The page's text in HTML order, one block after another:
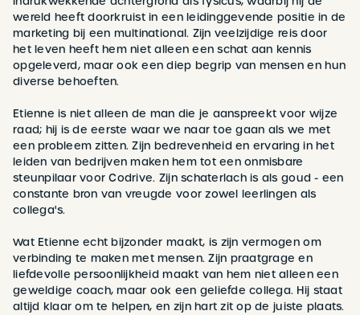
wereld heeft doorkruist in een leidinggevende positie in de
marketing bij een multinational. Zijn veelzijdige reis door
het leven heeft hem niet alleen een schat aan kennis
opgeleverd, maar ook een diep begrip van mensen en hun
diverse behoeften.
Etienne is niet alleen de man die je aanspreekt voor wijze
raad; hij is de eerste waar we naar toe gaan als we met
een probleem zitten. Zijn bedrevenheid en ervaring in het
leiden van bedrijven maken hem tot een onmisbare
steunpilaar voor Codrive. Zijn schaterlach is als goud - een
constante bron van vreugde voor zowel leerlingen als
collega's.
Wat Etienne echt bijzonder maakt, is zijn vermogen om
verbinding te maken met mensen. Zijn praatgrage en
liefdevolle persoonlijkheid maakt van hem niet alleen een
geweldige coach, maar ook een geliefde collega. Hij staat
altijd klaar om te helpen, en zijn hart zit op de juiste plaats.